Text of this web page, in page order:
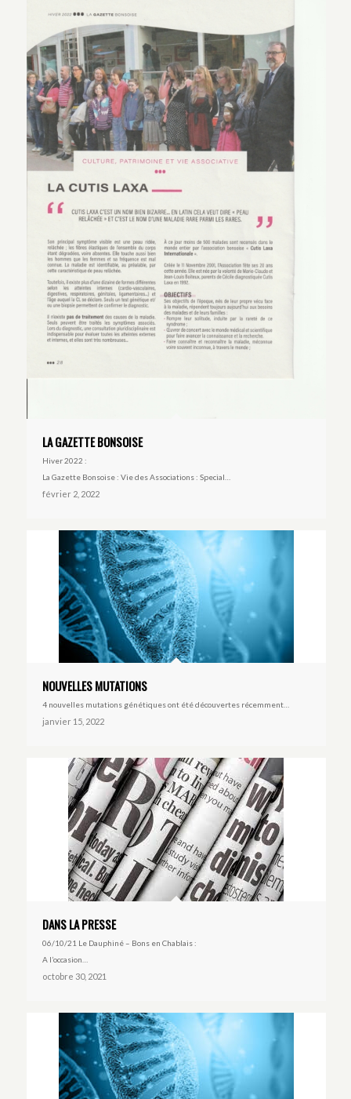
LA GAZETTE BONSOISE
Hiver 2022 :
La Gazette Bonsoise : Vie des Associations : Special…
février 2, 2022
NOUVELLES MUTATIONS
4 nouvelles mutations génétiques ont été découvertes récemment…
janvier 15, 2022
DANS LA PRESSE
06/10/21 Le Dauphiné – Bons en Chablais :
A l’occasion…
octobre 30, 2021